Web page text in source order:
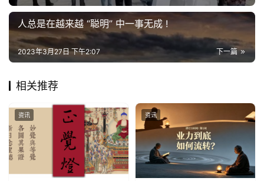
人总是在越来越 “聪明” 中一事无成 !
下一篇
2023年3月27日 下午2:07
相关推荐
资讯 资讯